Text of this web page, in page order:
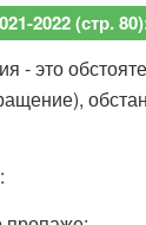
2022 (стр.
- это